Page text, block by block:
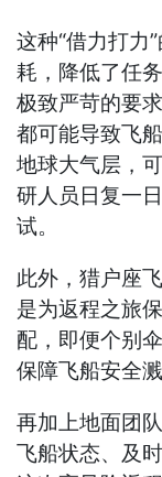
这种“借力打力
耗，降低了任
极致严苛的要
都可能导致飞
地球大气层，
研人员日复一
试。
此外，猎户座
是为返程之旅
配，即便个别
保障飞船安全溅
再加上地面团
飞船状态、及